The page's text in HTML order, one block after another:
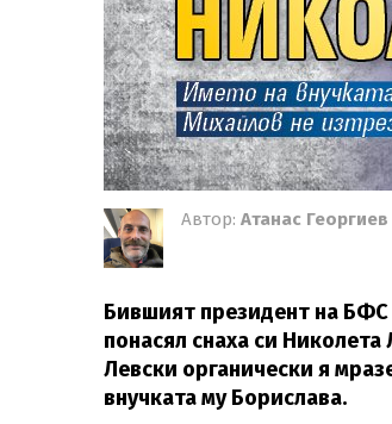
Автор: Атанас Георгиев
Бившият президент на БФС
понасял снаха си
Левски органически я
внучката му Борислава.